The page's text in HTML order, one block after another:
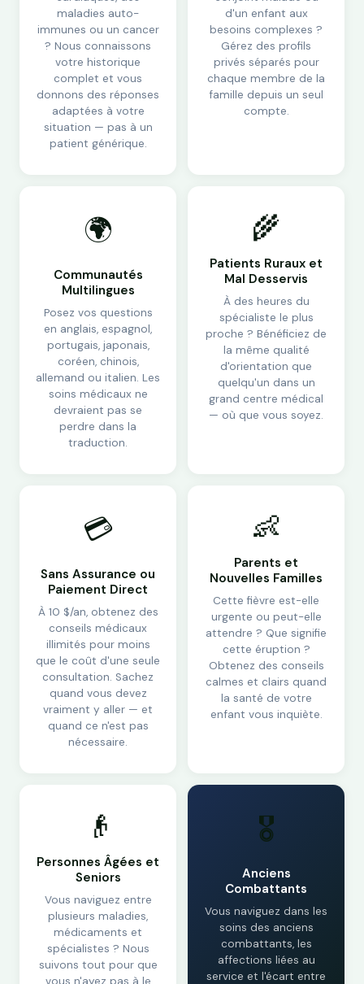
maladies auto-
immunes ou un cancer
? Nous connaissons
votre historique
complet et vous
donnons des réponses
adaptées à votre
situation — pas à un
patient générique.
d'un enfant aux
besoins complexes ?
Gérez des profils
privés séparés pour
chaque membre de la
famille depuis un seul
compte.
🌍
Communautés
Multilingues
Posez vos questions
en anglais, espagnol,
portugais, japonais,
coréen, chinois,
allemand ou italien. Les
soins médicaux ne
devraient pas se
perdre dans la
traduction.
🌾
Patients Ruraux et
Mal Desservis
À des heures du
spécialiste le plus
proche ? Bénéficiez de
la même qualité
d'orientation que
quelqu'un dans un
grand centre médical
— où que vous soyez.
💳
Sans Assurance ou
Paiement Direct
À 10 $/an, obtenez des
conseils médicaux
illimités pour moins
que le coût d'une seule
consultation. Sachez
quand vous devez
vraiment y aller — et
quand ce n'est pas
nécessaire.
👶
Parents et
Nouvelles Familles
Cette fièvre est-elle
urgente ou peut-elle
attendre ? Que signifie
cette éruption ?
Obtenez des conseils
calmes et clairs quand
la santé de votre
enfant vous inquiète.
👴
Personnes Âgées et
Seniors
Vous naviguez entre
plusieurs maladies,
médicaments et
spécialistes ? Nous
suivons tout pour que
🎖️
Anciens
Combattants
Vous naviguez dans les
soins des anciens
combattants, les
affections liées au
service et l'écart entre